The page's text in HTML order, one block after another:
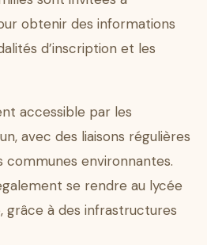
obtenir des informations
d’inscription et les
accessible par les
avec des liaisons régulières
communes environnantes.
se rendre au lycée
grâce à des infrastructures